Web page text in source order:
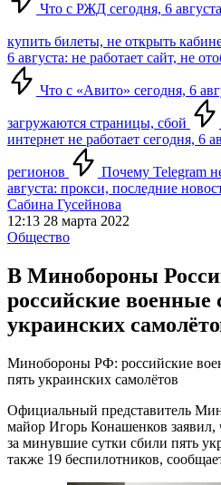
Что с РЖД сегодня, 6
купить билеты, не открыть
6 августа: не работает сайт, не
Что с «Авито» сегодня, 6
загружаются страницы, сбой
интернет не работает сегодня, 6
регионов
Почему Telegram
августа: прокси, последние
Сабина Гусейнова
12:13 28 марта 2022
Общество
В Минобороны
российские военные
украинских
Минобороны РФ: российские
пять украинских самолётов
Официальный представитель
майор Игорь Конашенков
за минувшие сутки сбили пять
также 19 беспилотников,